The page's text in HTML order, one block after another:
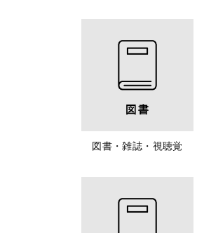
図書・雑誌・視聴覚